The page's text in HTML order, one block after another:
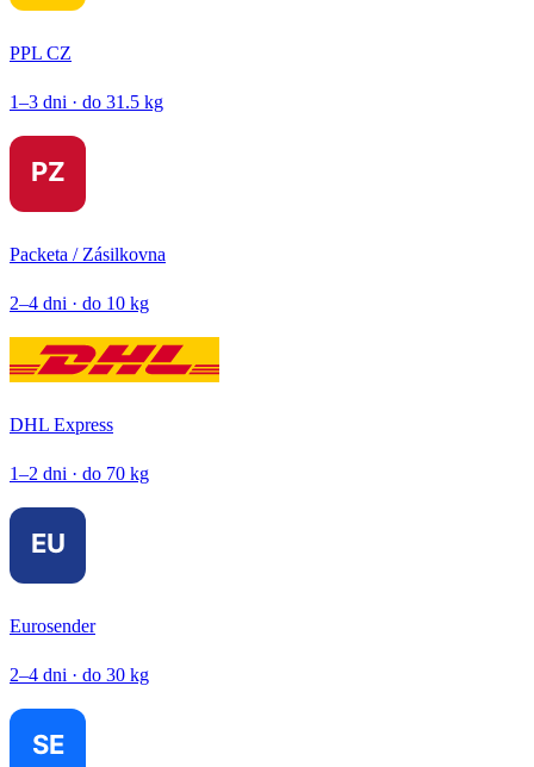
PPL CZ
1–3 dni · do 31.5 kg
Packeta / Zásilkovna
2–4 dni · do 10 kg
DHL Express
1–2 dni · do 70 kg
Eurosender
2–4 dni · do 30 kg